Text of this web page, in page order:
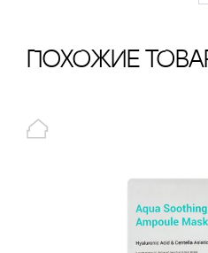
ПохОжИе